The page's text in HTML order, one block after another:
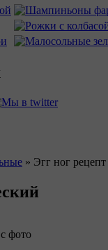
» Эгг ног
фото